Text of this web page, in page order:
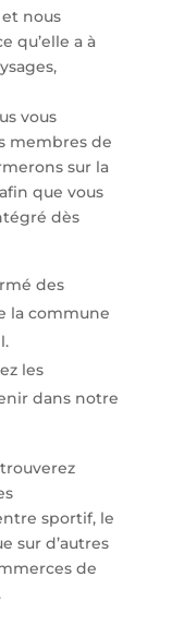
nous
qu’elle a à
vous
membres de
sur la
que vous
dès
des
la commune
les
dans notre
sportif, le
sur d’autres
de